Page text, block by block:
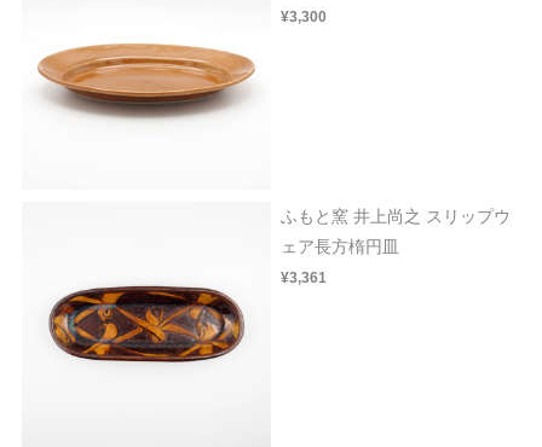
¥3,300
ふもと窯 井上尚之 スリップウ
ェア長方楕円皿
¥3,361